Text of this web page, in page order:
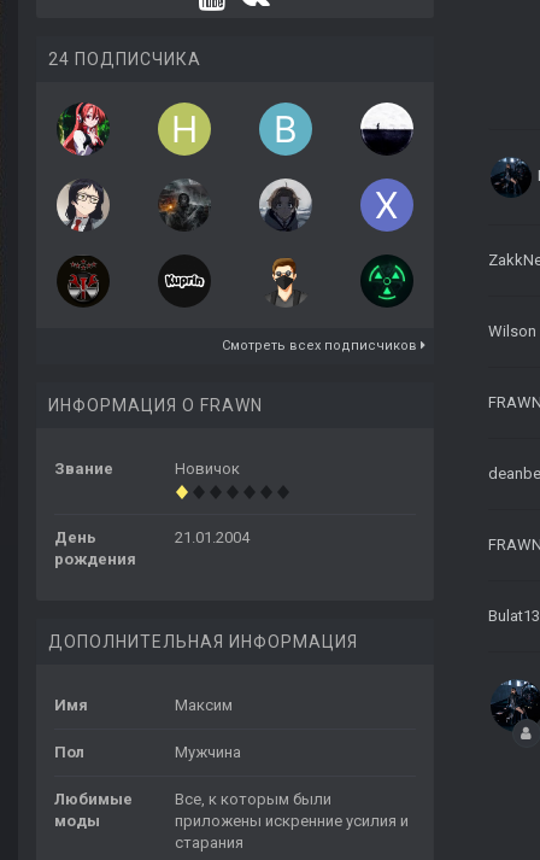
24 ПОДПИСЧИКА
Смотреть всех подписчиков
ИНФОРМАЦИЯ О FRAWN
Звание Новичок
День
рождения
21.01.2004
ДОПОЛНИТЕЛЬНАЯ ИНФОРМАЦИЯ
Имя Максим
Пол Мужчина
Любимые
моды
Все, к которым были
приложены искренние усилия и
старания
Wilson
Bulat13